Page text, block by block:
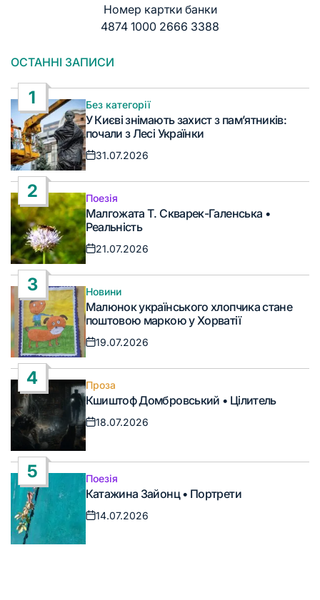
Номер картки банки
4874 1000 2666 3388
ОСТАННІ ЗАПИСИ
1
Опублікувати
у
Без категорії
У Києві знімають захист з пам’ятників:
почали з Лесі Українки
Дата
31.07.2026
2
Опублікувати
у
Поезія
Малгожата Т. Скварек-Галенська •
Реальність
Дата
21.07.2026
3
Опублікувати
у
Новини
Малюнок українського хлопчика стане
поштовою маркою у Хорватії
Дата
19.07.2026
4
Опублікувати
у
Проза
Кшиштоф Домбровський • Цілитель
Дата
запису
18.07.2026
5
Опублікувати
у
Поезія
Катажина Зайонц • Портрети
Дата
14.07.2026